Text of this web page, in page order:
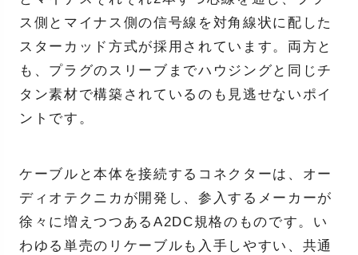
ス側とマイナス側の信号線を対角線状に配した
スターカッド方式が採用されています。両方と
も、プラグのスリーブまでハウジングと同じチ
タン素材で構築されているのも見逃せないポイ
ントです。
ケーブルと本体を接続するコネクターは、オー
ディオテクニカが開発し、参入するメーカーが
徐々に増えつつあるA2DC規格のものです。い
わゆる単売のリケーブルも入手しやすい、共通